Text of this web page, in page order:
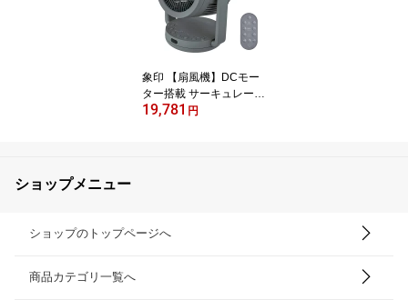
象印 【扇風機】DCモー
ター搭載 サーキュレータ
ー(グレー) RC-AA30-HA
19,781 円
ショップメニュー
ショップのトップページへ
商品カテゴリ一覧へ